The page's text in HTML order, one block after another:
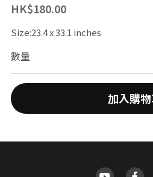
主辦魔術活動
魔術義工服務
About Magic會員制
HK$180.00
Size:23.4 x 33.1 inches
數量
加入購